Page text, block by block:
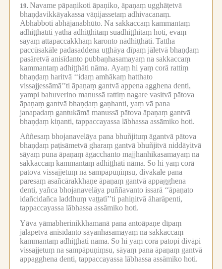
19. Navame pāpaṇikoti āpaṇiko, āpaṇaṃ ugghāṭetvā
bhaṇḍavikkāyakassa vāṇijassetaṃ adhivacanaṃ.
Abhabboti abhājanabhūto. Na sakkaccaṃ kammantaṃ
adhiṭṭhātīti yathā adhiṭṭhitaṃ suadhiṭṭhitaṃ hoti, evaṃ
sayaṃ attapaccakkhaṃ karonto nādhiṭṭhāti. Tattha
paccūsakāle padasaddena uṭṭhāya dīpaṃ jāletvā bhaṇḍaṃ
pasāretvā anisīdanto pubbaṇhasamayaṃ na sakkaccaṃ
kammantaṃ adhiṭṭhāti nāma. Ayaṃ hi yaṃ corā rattiṃ
bhaṇḍaṃ haritvā ‘‘idaṃ amhākaṃ hatthato
vissajjessāmā’’ti āpaṇaṃ gantvā appena agghena denti,
yampi bahuverino manussā rattiṃ nagare vasitvā pātova
āpaṇaṃ gantvā bhaṇḍaṃ gaṇhanti, yaṃ vā pana
janapadaṃ gantukāmā manussā pātova āpaṇaṃ gantvā
bhaṇḍaṃ kiṇanti, tappaccayassa lābhassa assāmiko hoti.
Aññesaṃ bhojanavelāya pana bhuñjituṃ āgantvā pātova
bhaṇḍaṃ paṭisāmetvā gharaṃ gantvā bhuñjitvā niddāyitvā
sāyaṃ puna āpaṇaṃ āgacchanto majjhanhikasamayaṃ na
sakkaccaṃ kammantaṃ adhiṭṭhāti nāma. So hi yaṃ corā
pātova vissajjetuṃ na sampāpuṇiṃsu, divākāle pana
paresaṃ asañcārakkhaṇe āpaṇaṃ gantvā appagghena
denti, yañca bhojanavelāya puññavanto issarā ‘‘āpaṇato
idañcidañca laddhuṃ vaṭṭatī’’ti pahiṇitvā āharāpenti,
tappaccayassa lābhassa assāmiko hoti.
Yāva yāmabherinikkhamanā pana antoāpaṇe dīpaṃ
jālāpetvā anisīdanto sāyanhasamayaṃ na sakkaccaṃ
kammantaṃ adhiṭṭhāti nāma. So hi yaṃ corā pātopi divāpi
vissajjetuṃ na sampāpuṇiṃsu, sāyaṃ pana āpaṇaṃ gantvā
appagghena denti, tappaccayassa lābhassa assāmiko hoti.